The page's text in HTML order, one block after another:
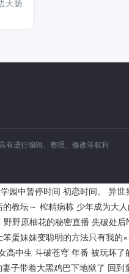
有进行编辑、整理、修改等权利
学园中暂停时间 初恋时间。 异世
教坛～ 榨精病栋 少年成为大
野野原柚花的秘密直播 先破处后
笨蛋妹妹变聪明的方法只有我的
高中生 斗破苍穹 年番 被玩坏了
妻子带着大黑鸡巴下地狱了 回到